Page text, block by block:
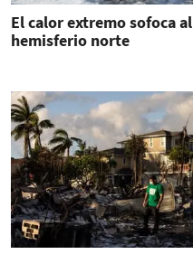
El calor extremo sofoca al
hemisferio norte